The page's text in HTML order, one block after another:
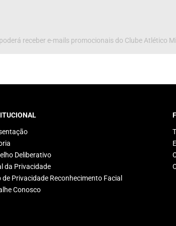
receber e-mails promocionais do Clube Atlético
Deliberativo
da Privacidade
de Privacidade Reconhecimento Facial
Conosco